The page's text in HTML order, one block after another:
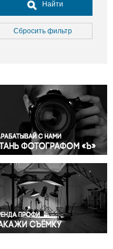
Досуг, туризм и отдых
Культура
Медицина
Окружающая среда
Политика
Правосудие
Происшествия и конфликты
Религия
Светская жизнь
Спорт
Экология
Экономика и бизнес
Найти
Сбросить фильтр